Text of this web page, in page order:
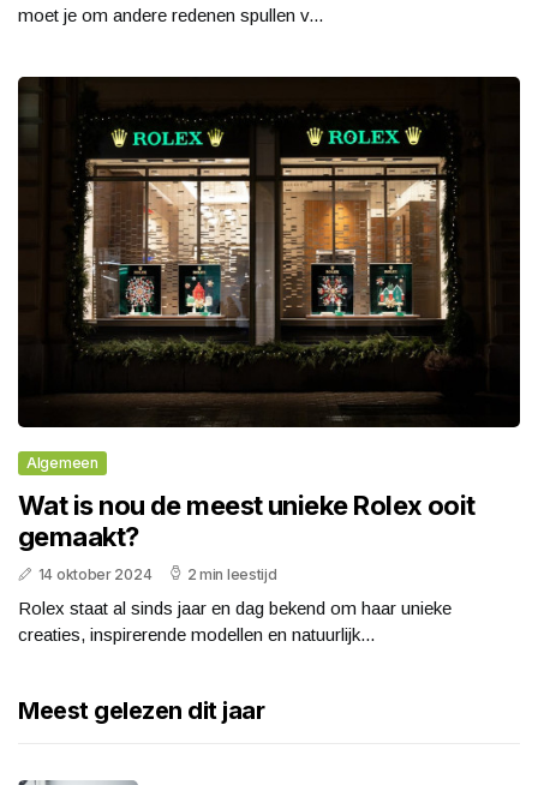
moet je om andere redenen spullen v...
Algemeen
Wat is nou de meest unieke Rolex ooit
gemaakt?
14 oktober 2024 2 min leestijd
Rolex staat al sinds jaar en dag bekend om haar unieke
creaties, inspirerende modellen en natuurlijk...
Meest gelezen dit jaar